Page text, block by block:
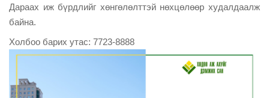
Дараах иж бүрдлийг хөнгөлөлттэй нөхцөлөөр худалдаалж
байна.
Холбоо барих утас: 7723-8888